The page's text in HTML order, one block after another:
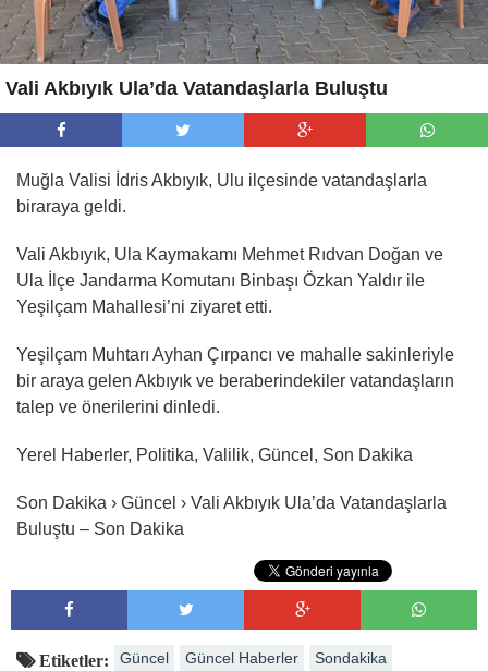
Vali Akbıyık Ula’da Vatandaşlarla Buluştu
Muğla Valisi İdris Akbıyık, Ulu ilçesinde vatandaşlarla
biraraya geldi.
Vali Akbıyık, Ula Kaymakamı Mehmet Rıdvan Doğan ve
Ula İlçe Jandarma Komutanı Binbaşı Özkan Yaldır ile
Yeşilçam Mahallesi’ni ziyaret etti.
Yeşilçam Muhtarı Ayhan Çırpancı ve mahalle sakinleriyle
bir araya gelen Akbıyık ve beraberindekiler vatandaşların
talep ve önerilerini dinledi.
Yerel Haberler, Politika, Valilik, Güncel, Son Dakika
Son Dakika › Güncel › Vali Akbıyık Ula’da Vatandaşlarla
Buluştu – Son Dakika
Etiketler: Güncel Güncel Haberler Sondakika